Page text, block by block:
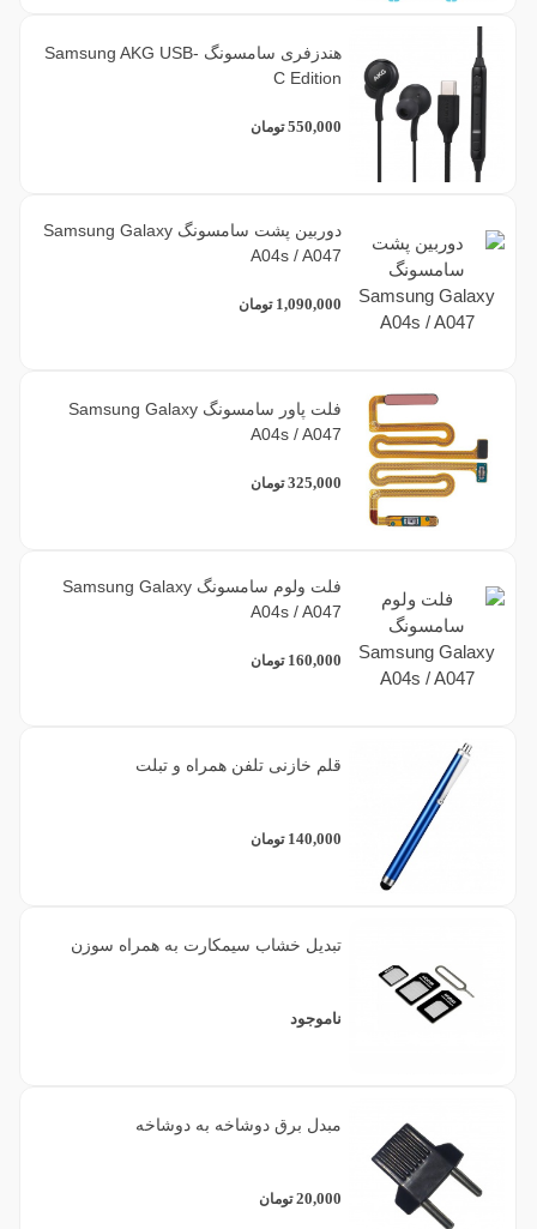
هندزفری سامسونگ Samsung AKG USB-
C Edition
550,000 تومان
دوربین پشت سامسونگ Samsung Galaxy
A04s / A047
1,090,000 تومان
فلت پاور سامسونگ Samsung Galaxy
A04s / A047
325,000 تومان
فلت ولوم سامسونگ Samsung Galaxy
A04s / A047
160,000 تومان
قلم خازنی تلفن همراه و تبلت
140,000 تومان
تبدیل خشاب سیمکارت به همراه سوزن
ناموجود
مبدل برق دوشاخه به دوشاخه
20,000 تومان